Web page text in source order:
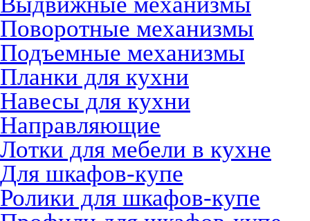
Поворотные механизмы
Подъемные механизмы
Планки для кухни
Навесы для кухни
Направляющие
Лотки для мебели в кухне
Для шкафов-купе
Ролики для шкафов-купе